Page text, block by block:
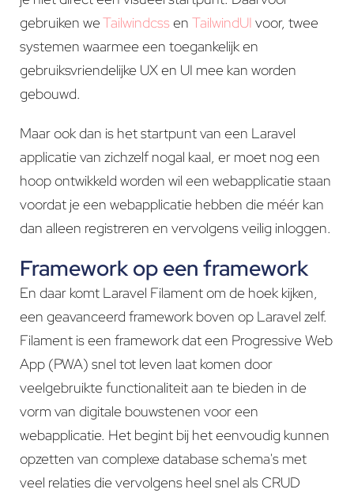
gebruiken weTailwindcssen TailwindUI voor, twee
systemen waarmee een toegankelijk en
gebruiksvriendelijke UX en UI mee kan worden
gebouwd.
Maar ook dan is het startpunt van een Laravel
applicatie van zichzelf nogal kaal, er moet nog een
hoop ontwikkeld worden wil een webapplicatie staan
voordat je een webapplicatie hebben die méér kan
dan alleen registreren en vervolgens veilig inloggen.
Framework op een framework
En daar komt Laravel Filament om de hoek kijken,
een geavanceerd framework boven op Laravel zelf.
Filament is een framework dat een Progressive Web
App (PWA) snel tot leven laat komen door
veelgebruikte functionaliteit aan te bieden in de
vorm van digitale bouwstenen voor een
webapplicatie. Het begint bij het eenvoudig kunnen
opzetten van complexe database schema's met
veel relaties die vervolgens heel snel als CRUD